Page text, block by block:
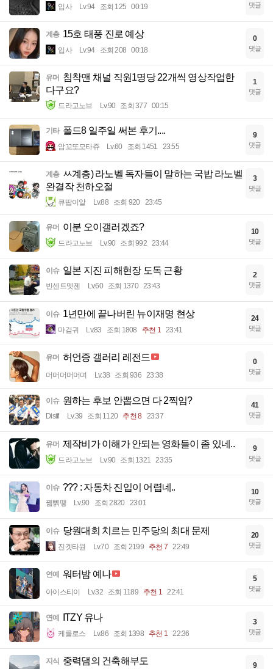
입사 Lv.94 조회 125 00:19 댓글
계층 15호 태풍 진로 예상
입사 Lv.94 조회 208 00:18
0
댓글
유머 침착맨 채널 직원1명당 22개씩 영상작업한
다구요?
드라고노브 Lv.90 조회 377 00:15
1
댓글
기타 폴드8 일주일 써본 후기....
암꼬또모타쥬 Lv.60 조회 1451 23:55
9
댓글
계층 ㅆ계층) 라노벨 독자들이 말하는 국밥 라노벨
완결작 천하오절
큐땁이알 Lv.88 조회 920 23:45
3
댓글
유머 이분 오이갤러겠죠?
드라고노브 Lv.90 조회 992 23:44
10
댓글
이슈 일본 지진 피해현장 도독 근황
빈센트멧젠 Lv.60 조회 1370 23:43
2
댓글
이슈 1년만에 끝나버린 뉴이재명 현상
마검귀 Lv.83 조회 1808 추천 1 23:41
24
댓글
유머 허언증 갤러리 레전드
머머머머머며 Lv.38 조회 936 23:38
0
댓글
이슈 원하는 후보 안뽑으면 다 2찍임?
Disifi Lv.39 조회 1120 추천 8 23:37
41
댓글
유머 제작비가 이해가 안되는 영화들이 좀 있네..
드라고노브 Lv.90 조회 1321 23:35
9
댓글
이슈 ??? : 자동차 진입이 어렵네..
꿻뻵뗗 Lv.90 조회 2820 23:01
10
댓글
이슈 당원대회 치르는 민주당의 최대 문제
진겟타원 Lv.70 조회 2199 추천 7 22:49
20
댓글
연예 워터밤 예나
아이스티이 Lv.32 조회 1189 추천 1 22:41
5
댓글
연예 ITZY 유나
케를로스 Lv.86 조회 1398 추천 1 22:36
3
댓글
지식 중력댐의 건축해부도 9